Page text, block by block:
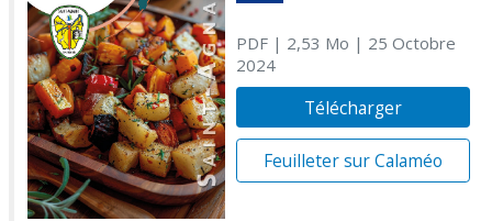
PDF| 2,53 Mo | 25 Octobre
2024
Télécharger
Feuilleter sur Calaméo